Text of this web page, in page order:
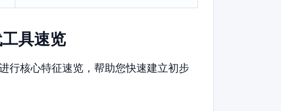
具速览
行核心特征速览，帮助您快速建立初步